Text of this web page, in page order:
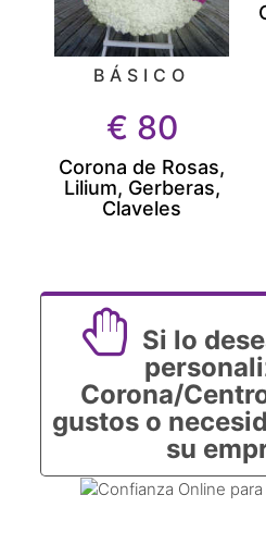
BÁSICO
€ 80
Corona de Rosas,
Lilium, Gerberas,
Claveles
Si lo
Corona/
gustos o
su